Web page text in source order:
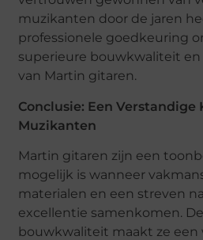
muzikanten door de jaren
professionele goedkeuring
superieure bouwkwaliteit
van Martin gitaren.
Conclusie: Een Verstandige
Muzikanten
Martin gitaren zijn een
mogelijk is wanneer
materialen en een streven
excellentie samenkomen.
bouwkwaliteit maakt ze een